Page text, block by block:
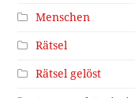
Menschen
Rätsel
Rätsel gelöst